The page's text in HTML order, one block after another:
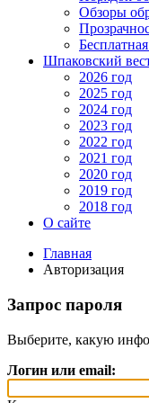
Обзоры
Шпаковский
2026 год
2025 год
2024 год
2023 год
2022 год
2021 год
2020 год
2019 год
2018 год
О сайте
Главная
Авторизация
Запрос пароля
Выберите, какую
Логин или email: